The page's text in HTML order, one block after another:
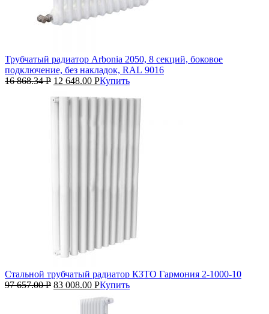
Трубчатый радиатор Arbonia 2050, 8 секций, боковое
подключение, без накладок, RAL 9016
16 868.34Р 12 648.00 РКупить
Стальной трубчатый радиатор КЗТО Гармония 2‑1000‑10
97 657.00Р 83 008.00 РКупить